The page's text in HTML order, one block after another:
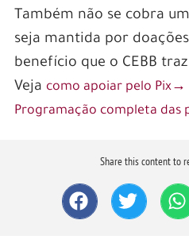
Também não se cobra
seja mantida por
benefício que o CEBB traz
Veja como apoiar pelo Pix→
Programação completa das
Share this content to